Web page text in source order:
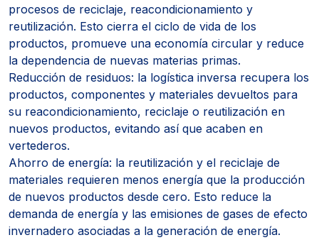
procesos de reciclaje, reacondicionamiento y
reutilización. Esto cierra el ciclo de vida de los
productos, promueve una economía circular y reduce
la dependencia de nuevas materias primas.
Reducción de residuos: la logística inversa recupera los
productos, componentes y materiales devueltos para
su reacondicionamiento, reciclaje o reutilización en
nuevos productos, evitando así que acaben en
vertederos.
Ahorro de energía: la reutilización y el reciclaje de
materiales requieren menos energía que la producción
de nuevos productos desde cero. Esto reduce la
demanda de energía y las emisiones de gases de efecto
invernadero asociadas a la generación de energía.